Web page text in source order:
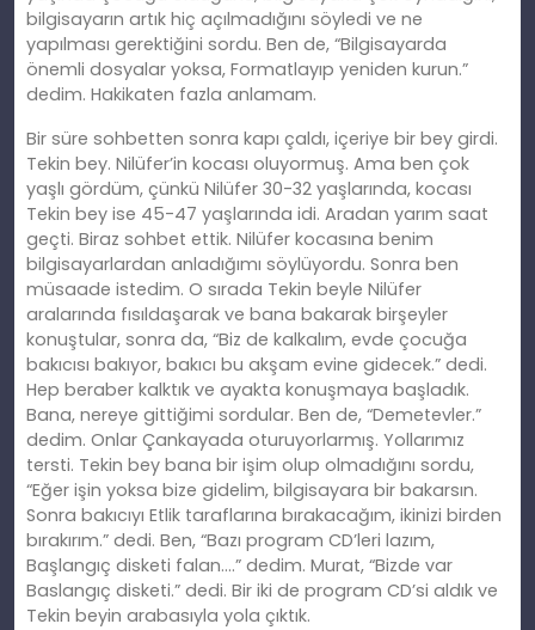
bilgisayarın artık hiç açılmadığını söyledi ve ne
yapılması gerektiğini sordu. Ben de, “Bilgisayarda
önemli dosyalar yoksa, Formatlayıp yeniden kurun.”
dedim. Hakikaten fazla anlamam.
Bir süre sohbetten sonra kapı çaldı, içeriye bir bey girdi.
Tekin bey. Nilüfer’in kocası oluyormuş. Ama ben çok
yaşlı gördüm, çünkü Nilüfer 30-32 yaşlarında, kocası
Tekin bey ise 45-47 yaşlarında idi. Aradan yarım saat
geçti. Biraz sohbet ettik. Nilüfer kocasına benim
bilgisayarlardan anladığımı söylüyordu. Sonra ben
müsaade istedim. O sırada Tekin beyle Nilüfer
aralarında fısıldaşarak ve bana bakarak birşeyler
konuştular, sonra da, “Biz de kalkalım, evde çocuğa
bakıcısı bakıyor, bakıcı bu akşam evine gidecek.” dedi.
Hep beraber kalktık ve ayakta konuşmaya başladık.
Bana, nereye gittiğimi sordular. Ben de, “Demetevler.”
dedim. Onlar Çankayada oturuyorlarmış. Yollarımız
tersti. Tekin bey bana bir işim olup olmadığını sordu,
“Eğer işin yoksa bize gidelim, bilgisayara bir bakarsın.
Sonra bakıcıyı Etlik taraflarına bırakacağım, ikinizi birden
bırakırım.” dedi. Ben, “Bazı program CD’leri lazım,
Başlangıç disketi falan….” dedim. Murat, “Bizde var
Baslangıç disketi.” dedi. Bir iki de program CD’si aldık ve
Tekin beyin arabasıyla yola çıktık.